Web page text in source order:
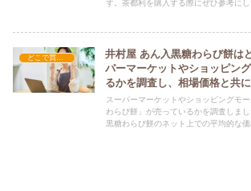
す。茶都利を購入する際にぜひ参考にし
井村屋 あん入黒糖わらび餅は
パーマーケットやショッピン
るかを調査し、相場価格と共に
スーパーマーケットやショッピングモ
わらび餅」が売っているかを調査しま
黒糖わらび餅のネット上での平均的な価